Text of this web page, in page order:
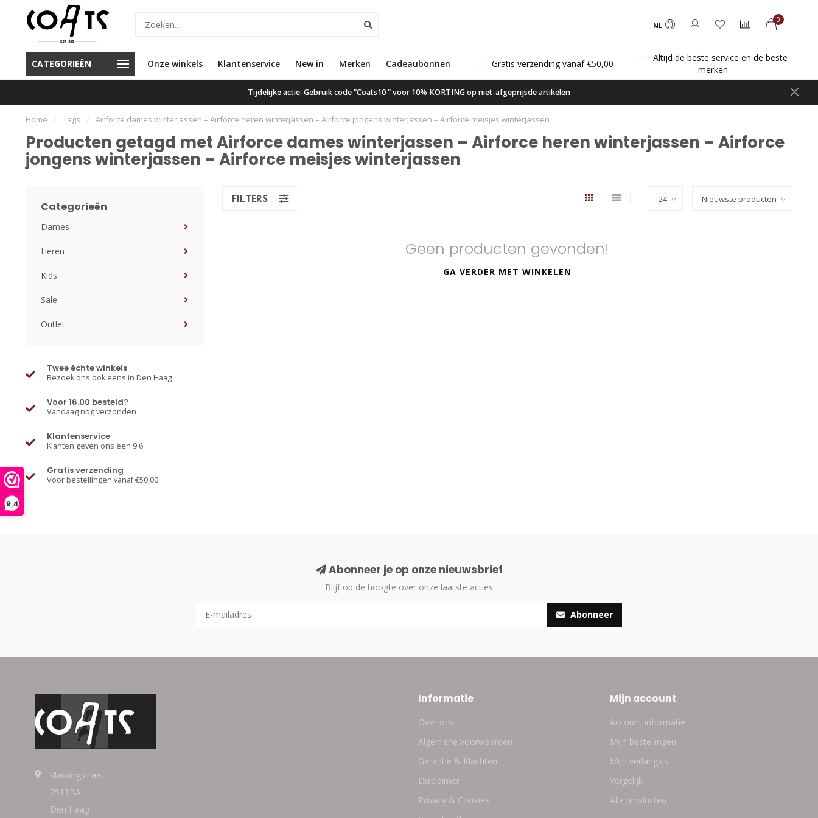
9,4
NL
0
CATEGORIEËN Onze winkels Klantenservice New in Merken Cadeaubonnen
beste service en de beste
merken
Voor 16.00 besteld, vandaag
verzonden
Klanten geven ons een 9.6 Gratis verzending vanaf €50,00
Altijd de beste service en de beste
merken
Tijdelijke actie: Gebruik code "Coats10 " voor 10% KORTING op niet-afgeprijsde artikelen
Home / Tags / Airforce dames winterjassen – Airforce heren winterjassen – Airforce jongens winterjassen – Airforce meisjes winterjassen
Producten getagd met Airforce dames winterjassen – Airforce heren winterjassen – Airforce
jongens winterjassen – Airforce meisjes winterjassen
Categorieën
Dames
Heren
Kids
Sale
Outlet
Twee échte winkels
Bezoek ons ook eens in Den Haag
Voor 16.00 besteld?
Vandaag nog verzonden
Klantenservice
Klanten geven ons een 9.6
Gratis verzending
Voor bestellingen vanaf €50,00
FILTERS
Geen producten gevonden!
GA VERDER MET WINKELEN
Abonneer je op onze nieuwsbrief
Blijf op de hoogte over onze laatste acties
Abonneer
Vlamingstraat
2511BA
Den Haag
Informatie
Over ons
Algemene voorwaarden
Garantie & Klachten
Disclaimer
Privacy & Cookies
Mijn account
Account informatie
Mijn bestellingen
Mijn verlanglijst
Vergelijk
Alle producten